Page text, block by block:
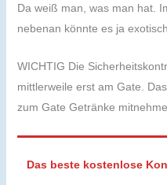
Da weiß man, was man hat.
nebenan könnte es ja
WICHTIG Die
mittlerweile erst am Gate.
zum Gate Getränke
Das beste kostenlose